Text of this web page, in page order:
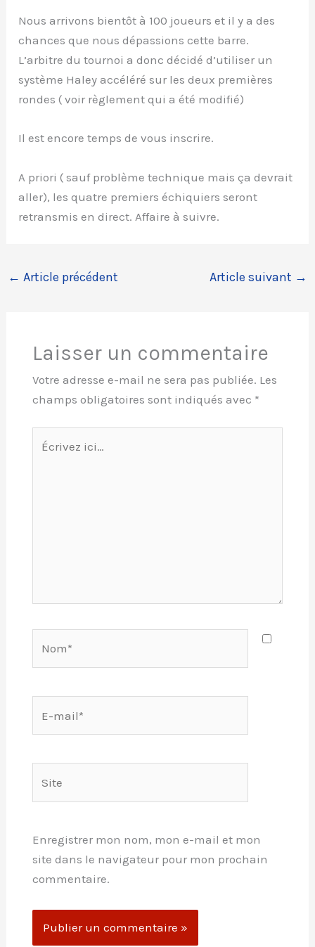
Nous arrivons bientôt à 100 joueurs et il y a des
chances que nous dépassions cette barre.
L’arbitre du tournoi a donc décidé d’utiliser un
système Haley accéléré sur les deux premières
rondes ( voir règlement qui a été modifié)
Il est encore temps de vous inscrire.
A priori ( sauf problème technique mais ça devrait
aller), les quatre premiers échiquiers seront
retransmis en direct. Affaire à suivre.
← Article précédent Article suivant →
Laisser un commentaire
Votre adresse e-mail ne sera pas publiée. Les
champs obligatoires sont indiqués avec *
mail*
Enregistrer mon nom, mon e-mail et mon
site dans le navigateur pour mon prochain
commentaire.